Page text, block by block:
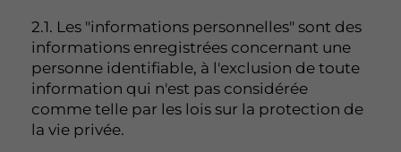
2.1. Les "informations personnelles" sont des
informations enregistrées concernant une
personne identifiable, à l'exclusion de toute
information qui n'est pas considérée
comme telle par les lois sur la protection de
la vie privée.